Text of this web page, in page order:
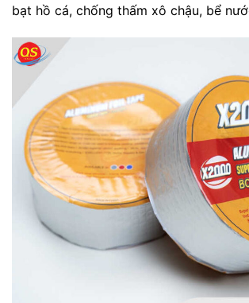
bạt hồ cá, chống thấm xô chậu, bể